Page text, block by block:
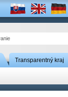
Transparentný kraj